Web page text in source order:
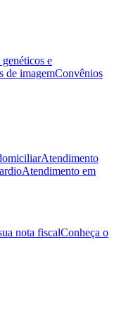
e
de imagemConvênios
Atendimento
Atendimento em
nota fiscalConheça o